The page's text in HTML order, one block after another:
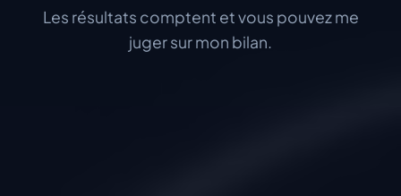
Les résultats comptent et vous pouvez me
juger sur mon bilan.